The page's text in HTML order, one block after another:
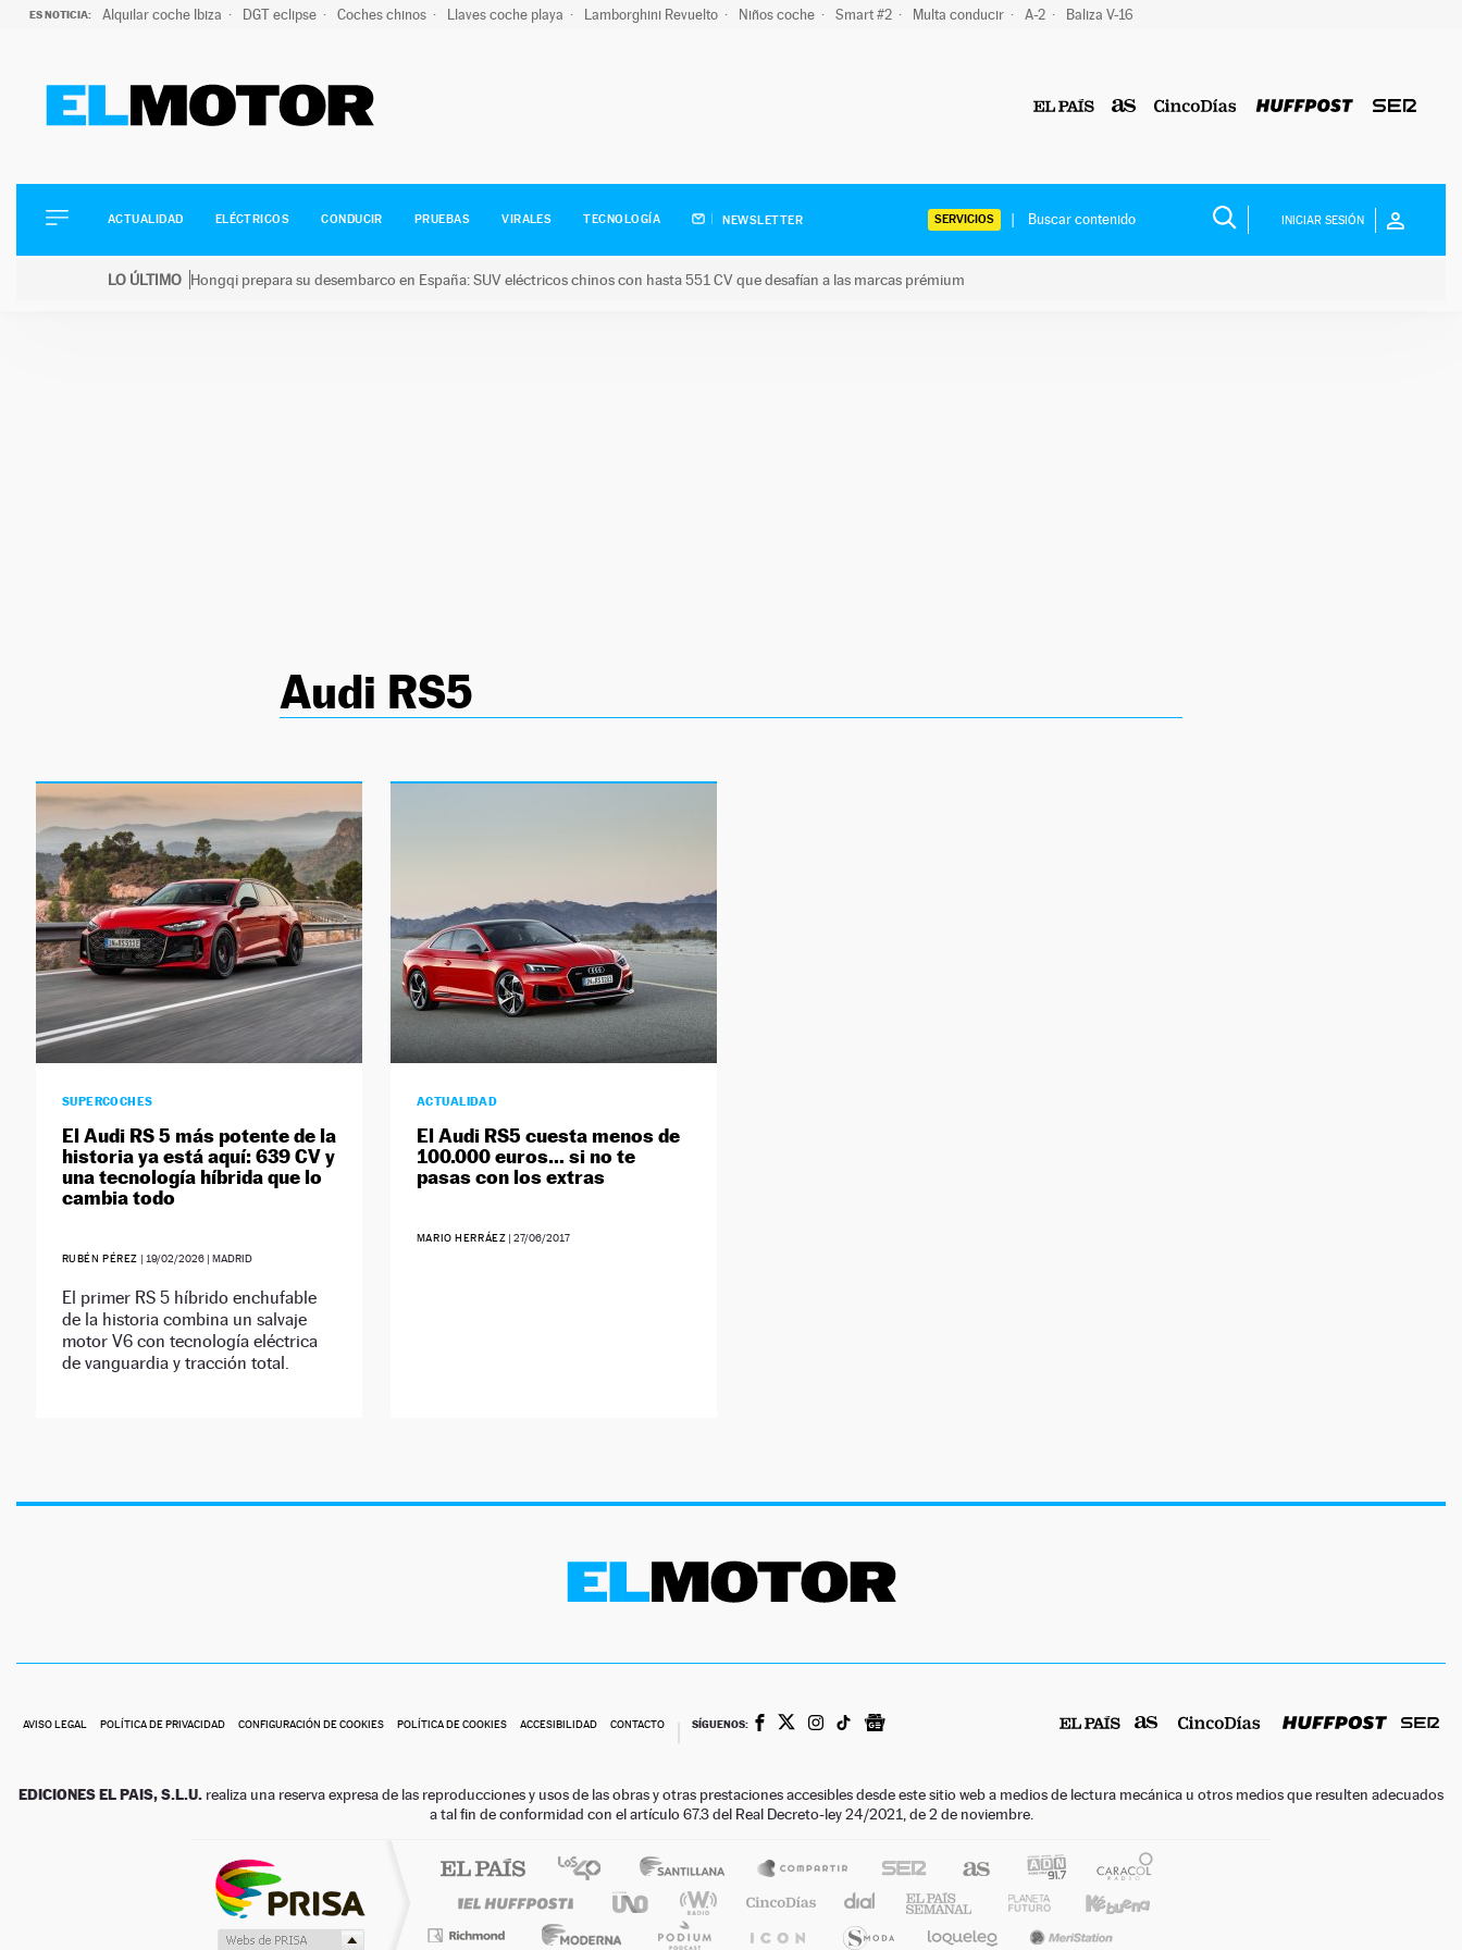
ES NOTICIA: Alquilar coche Ibiza DGT eclipse Coches chinos Llaves coche playa Lamborghini Revuelto Niños coche Smart #2 Multa conducir A-2 Baliza V-16
ELÉCTRICOS
CONDUCIR
ACTUALIDAD ELÉCTRICOS CONDUCIR PRUEBAS VIRALES TECNOLOGÍA NEWSLETTER SERVICIOS INICIAR SESIÓN
LO ÚLTIMO Hongqi prepara su desembarco en España: SUV eléctricos chinos con hasta 551 CV que desafían a las marcas prémium
Audi RS5
SUPERCOCHES
El Audi RS 5 más potente de la
historia ya está aquí: 639 CV y
una tecnología híbrida que lo
cambia todo
RUBÉN PÉREZ | 19/02/2026 | MADRID
El primer RS 5 híbrido enchufable
de la historia combina un salvaje
motor V6 con tecnología eléctrica
de vanguardia y tracción total.
ACTUALIDAD
El Audi RS5 cuesta menos de
100.000 euros… si no te
pasas con los extras
MARIO HERRÁEZ |27/06/2017
AVISO LEGAL POLÍTICA DE PRIVACIDAD CONFIGURACIÓN DE COOKIES POLÍTICA DE COOKIES ACCESIBILIDAD CONTACTO SÍGUENOS:
EDICIONES EL PAIS, S.L.U. realiza una reserva expresa de las reproducciones y usos de las obras y otras prestaciones accesibles desde este sitio web a medios de lectura mecánica u otros medios que resulten adecuados
a tal fin de conformidad con el artículo 67.3 del Real Decreto-ley 24/2021, de 2 de noviembre.